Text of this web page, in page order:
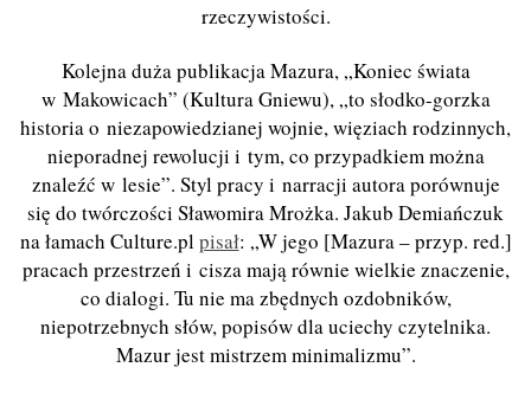
rzeczywistości.
Kolejna duża publikacja Mazura, „Koniec świata
w Makowicach” (Kultura Gniewu), „to słodko-gorzka
historia o niezapowiedzianej wojnie, więziach rodzinnych,
nieporadnej rewolucji i tym, co przypadkiem można
znaleźć w lesie”. Styl pracy i narracji autora porównuje
się do twórczości Sławomira Mrożka. Jakub Demiańczuk
na łamach Culture.pl pisał: „W jego [Mazura – przyp. red.]
pracach przestrzeń i cisza mają równie wielkie znaczenie,
co dialogi. Tu nie ma zbędnych ozdobników,
niepotrzebnych słów, popisów dla uciechy czytelnika.
Mazur jest mistrzem minimalizmu”.